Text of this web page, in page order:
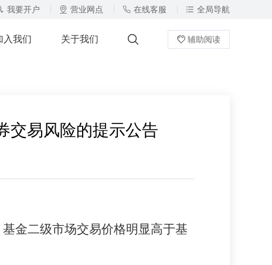
我要开户 营业网点 在线客服 全局导航
辅助阅读
入我们 关于我们
交易风险的提示公告
金二级市场交易价格明显高于基